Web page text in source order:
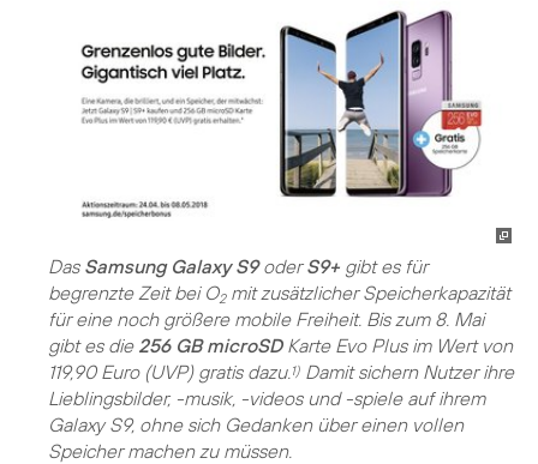
Das Samsung Galaxy S9oderS9+ gibt es für
begrenzte Zeit bei O2mit zusätzlicher Speicherkapazität
für eine noch größere mobile Freiheit. Bis zum 8. Mai
gibt es die 256 GB microSDKarte Evo Plus im Wert von
119,90 Euro (UVP) gratis dazu. 1) Damit sichern Nutzer ihre
Lieblingsbilder, -musik, -videos und -spiele auf ihrem
Galaxy S9, ohne sich Gedanken über einen vollen
Speicher machen zu müssen.